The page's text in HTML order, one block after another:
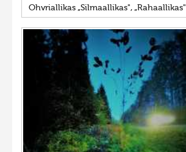
Ohvriallikas „Silmaallikas", „Rahaallikas"